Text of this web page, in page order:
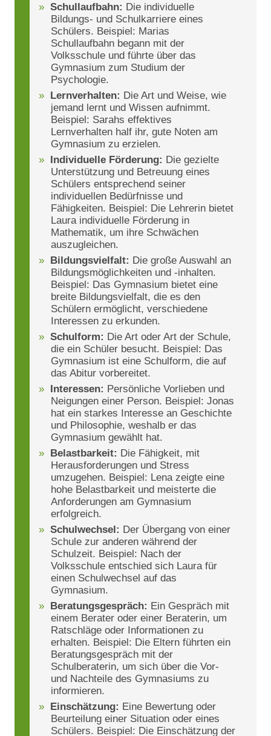
Schullaufbahn: Die individuelle
Bildungs- und Schulkarriere eines
Schülers. Beispiel: Marias
Schullaufbahn begann mit der
Volksschule und führte über das
Gymnasium zum Studium der
Psychologie.
Lernverhalten: Die Art und Weise, wie
jemand lernt und Wissen aufnimmt.
Beispiel: Sarahs effektives
Lernverhalten half ihr, gute Noten am
Gymnasium zu erzielen.
Individuelle Förderung: Die gezielte
Unterstützung und Betreuung eines
Schülers entsprechend seiner
individuellen Bedürfnisse und
Fähigkeiten. Beispiel: Die Lehrerin bietet
Laura individuelle Förderung in
Mathematik, um ihre Schwächen
auszugleichen.
Bildungsvielfalt: Die große Auswahl an
Bildungsmöglichkeiten und -inhalten.
Beispiel: Das Gymnasium bietet eine
breite Bildungsvielfalt, die es den
Schülern ermöglicht, verschiedene
Interessen zu erkunden.
Schulform: Die Art oder Art der Schule,
die ein Schüler besucht. Beispiel: Das
Gymnasium ist eine Schulform, die auf
das Abitur vorbereitet.
Interessen: Persönliche Vorlieben und
Neigungen einer Person. Beispiel: Jonas
hat ein starkes Interesse an Geschichte
und Philosophie, weshalb er das
Gymnasium gewählt hat.
Belastbarkeit: Die Fähigkeit, mit
Herausforderungen und Stress
umzugehen. Beispiel: Lena zeigte eine
hohe Belastbarkeit und meisterte die
Anforderungen am Gymnasium
erfolgreich.
Schulwechsel: Der Übergang von einer
Schule zur anderen während der
Schulzeit. Beispiel: Nach der
Volksschule entschied sich Laura für
einen Schulwechsel auf das
Gymnasium.
Beratungsgespräch: Ein Gespräch mit
einem Berater oder einer Beraterin, um
Ratschläge oder Informationen zu
erhalten. Beispiel: Die Eltern führten ein
Beratungsgespräch mit der
Schulberaterin, um sich über die Vor-
und Nachteile des Gymnasiums zu
informieren.
Einschätzung: Eine Bewertung oder
Beurteilung einer Situation oder eines
Schülers. Beispiel: Die Einschätzung der